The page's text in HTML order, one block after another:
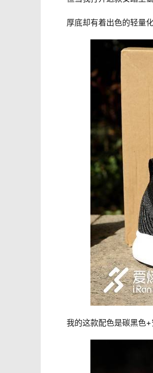
厚底却有着出色的轻量化
我的这款配色是碳黑色+